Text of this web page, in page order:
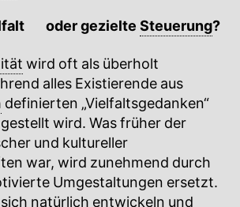
oder gezielte Steuerung?
wird oft als überholt
alles Existierende aus
definierten „Vielfaltsgedanken“
wird. Was früher der
und kultureller
war, wird zunehmend durch
Umgestaltungen ersetzt.
natürlich entwickeln und